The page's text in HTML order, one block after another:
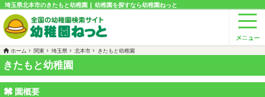
埼玉県北本市のきたもと幼稚園 | 幼稚園を探すなら幼稚園ねっと
ホーム 関東 埼玉県 北本市 きたもと幼稚園
きたもと幼稚園
園概要